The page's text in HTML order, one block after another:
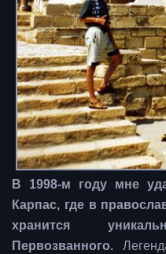
В 1998-м году мне
Карпас, где в
хранится
Первозванного.